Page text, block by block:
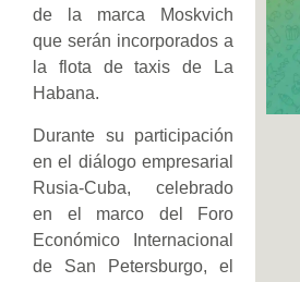
de la marca Moskvich
que serán incorporados a
la flota de taxis de La
Habana.
Durante su participación
en el diálogo empresarial
Rusia-Cuba, celebrado
en el marco del Foro
Económico Internacional
de San Petersburgo, el